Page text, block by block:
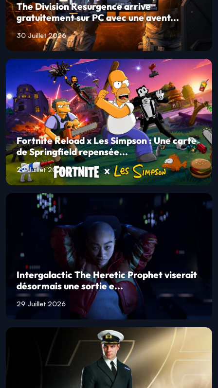
The Division Resurgence arrive
gratuitement sur PC avec une avent...
30 Juillet 2026
Fortnite Reload x Les Simpson : Une carte
de Springfield repensée...
29 Juillet 2026
Intergalactic The Heretic Prophet viserait
désormais une sortie e...
29 Juillet 2026